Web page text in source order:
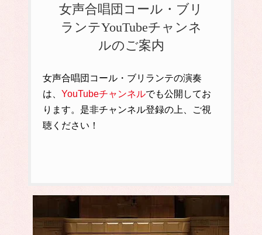
女声合唱団コール・ブリ
ランテYouTubeチャンネ
ルのご案内
女声合唱団コール・ブリランテの演奏
は、 YouTubeチャンネルでも公開してお
ります。是非チャンネル登録の上、ご視
聴ください！